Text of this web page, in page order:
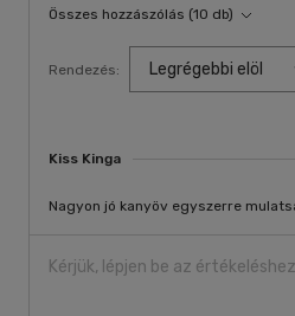
Összes hozzászólás (10 db)
Rendezés:
Kiss Kinga
Nagyon jó kanyöv egyszerre
Kérjük, lépjen be az